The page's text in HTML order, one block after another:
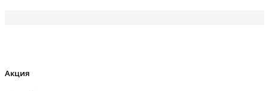
Акция